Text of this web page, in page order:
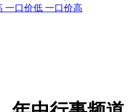
一口价低 一口价高